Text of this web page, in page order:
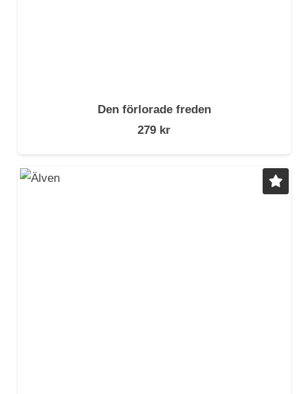
Den förlorade freden
279 kr